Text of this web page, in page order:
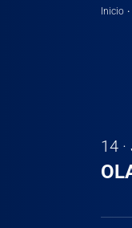
Inicio ·
14